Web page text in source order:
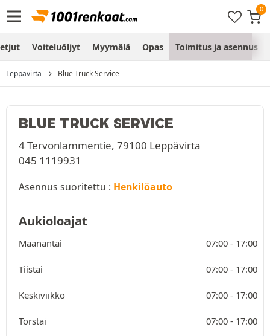
Voiteluöljyt Myymälä Opas Toimitus ja asennus
Leppävirta Blue Truck Service
BLUE TRUCK SERVICE
4 Tervonlammentie, 79100 Leppävirta
045 1119931
Asennus suoritettu : Henkilöauto
Aukioloajat
Maanantai 07:00 - 17:00
Tiistai 07:00 - 17:00
Keskiviikko 07:00 - 17:00
Torstai 07:00 - 17:00